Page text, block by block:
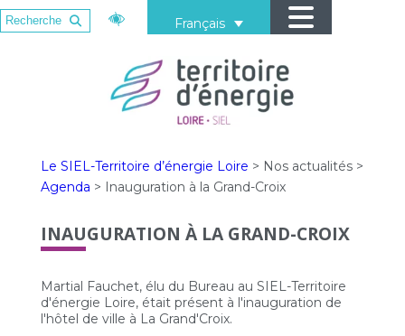
Français
Le SIEL-Territoire d’énergie Loire > Nos actualités>
Agenda > Inauguration à la Grand-Croix
INAUGURATION À LA GRAND-CROIX
Martial Fauchet, élu du Bureau au SIEL-Territoire
d'énergie Loire, était présent à l'inauguration de
l'hôtel de ville à La Grand'Croix.